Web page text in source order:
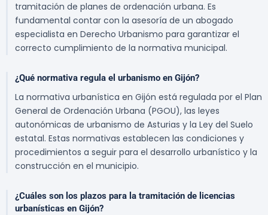
tramitación de planes de ordenación urbana. Es
fundamental contar con la asesoría de un abogado
especialista en Derecho Urbanismo para garantizar el
correcto cumplimiento de la normativa municipal.
¿Qué normativa regula el urbanismo en Gijón?
La normativa urbanística en Gijón está regulada por el Plan
General de Ordenación Urbana (PGOU), las leyes
autonómicas de urbanismo de Asturias y la Ley del Suelo
estatal. Estas normativas establecen las condiciones y
procedimientos a seguir para el desarrollo urbanístico y la
construcción en el municipio.
¿Cuáles son los plazos para la tramitación de licencias
urbanísticas en Gijón?